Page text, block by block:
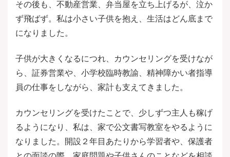
その後も、不動産営業、弁当屋を立ち上げるが、泣か
ず飛ばず。私は小さい子供を抱え、生活はどん底まで
になりました。
子供が大きくなるにつれ、カウンセリングを受けなが
ら、証券営業や、小学校臨時教諭、精神障かい者指導
員の仕事をしながら、家計も支えてきました。
カウンセリングを受けたことで、少しずつ主人も稼げ
るようになり、私は、家で公文書写教室をやるように
なりました。開設２年目あたりから学習者や、保護者